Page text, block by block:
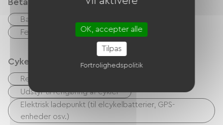
Betalingsmåder
Bank kort
Feriekuponer (ANCV)
Cykelmodtagelsestjenester
Reparationssæt
Udstyr til rengøring af cykler
Elektrisk ladepunkt (til elcykelbatterier, GPS-
enheder osv.)
OK, accepter alle
Tilpas
Fortrolighedspolitik